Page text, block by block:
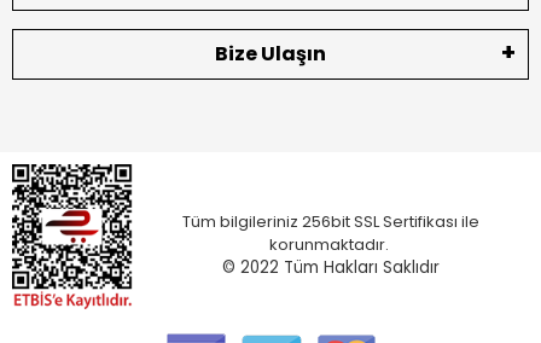
Bize Ulaşın
Tüm bilgileriniz 256bit SSL Sertifikası ile
korunmaktadır.
© 2022 Tüm Hakları Saklıdır